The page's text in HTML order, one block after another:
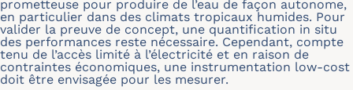
prometteuse pour produire de l’eau de façon autonome,
en particulier dans des climats tropicaux humides. Pour
valider la preuve de concept, une quantification in situ
des performances reste nécessaire. Cependant, compte
tenu de l’accès limité à l’électricité et en raison de
contraintes économiques, une instrumentation low-cost
doit être envisagée pour les mesurer.